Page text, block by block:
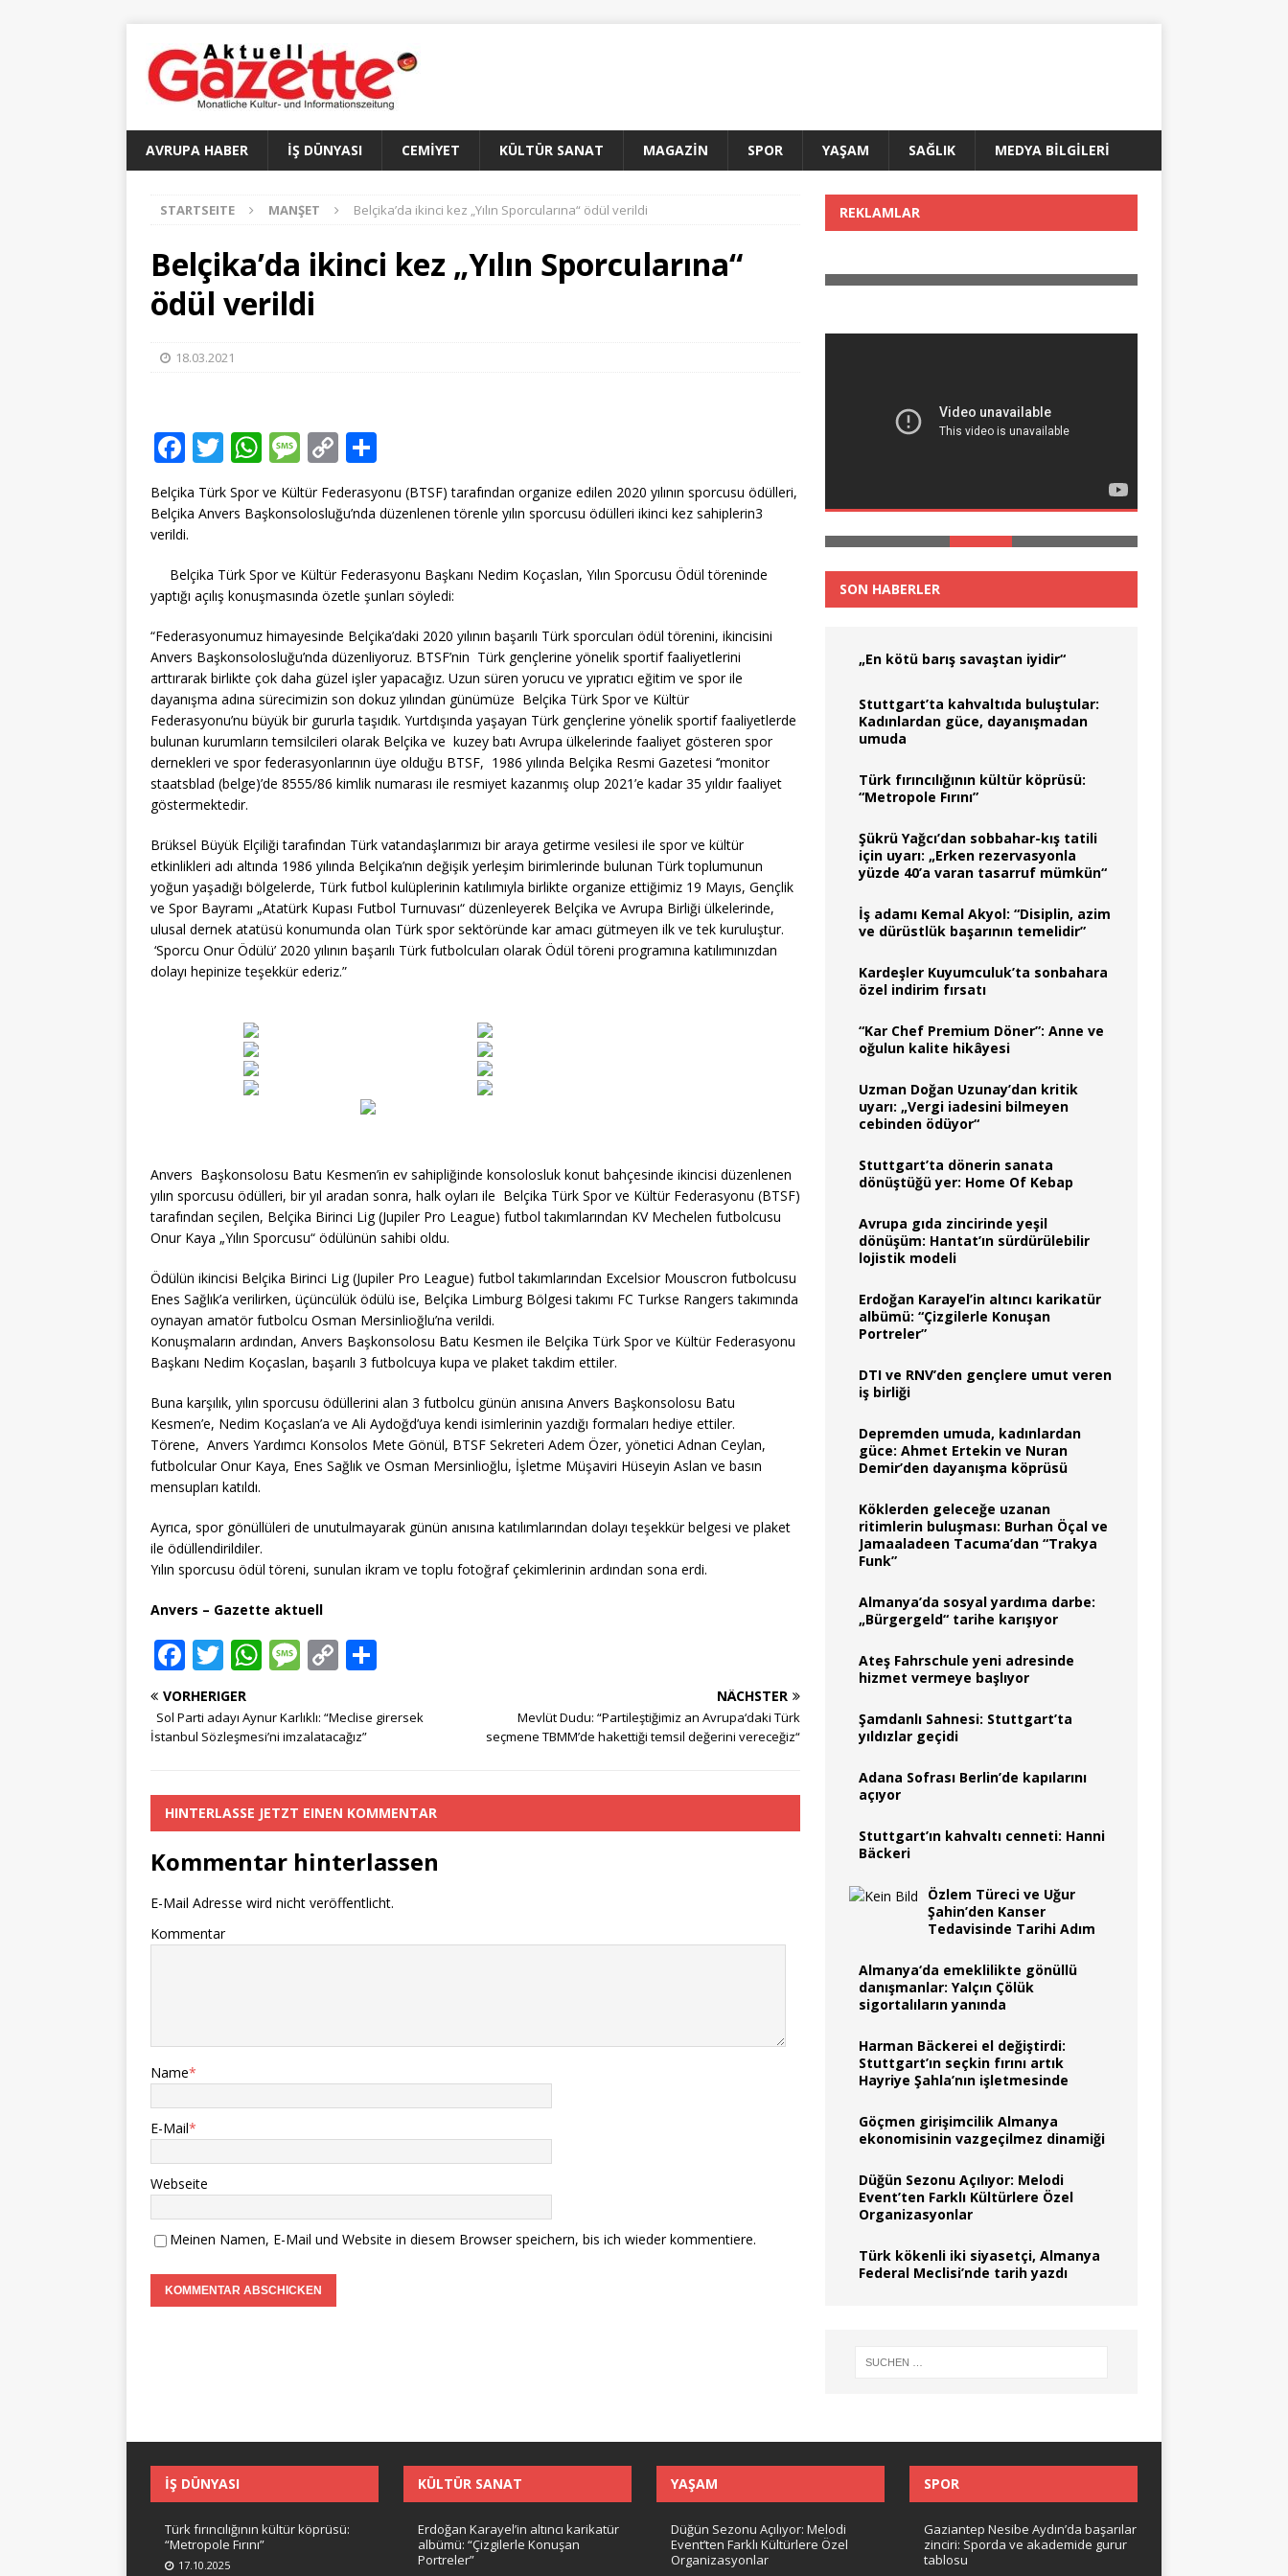
AVRUPA HABER İŞ DÜNYASI CEMİYET KÜLTÜR SANAT MAGAZİN SPOR YAŞAM SAĞLIK MEDYA BİLGİLERİ
STARTSEITE MANŞET Belçika’da ikinci kez „Yılın Sporcularına“ ödül verildi
Belçika’da ikinci kez „Yılın Sporcularına“
ödül verildi
18.03.2021
F
a
c
e
b
o
o
k
T
w
it
r
W
at
A
p
p
M
e
ss
g
e
C
o
p
Li
n
k
le
Belçika Türk Spor ve Kültür Federasyonu (BTSF) tarafından organize edilen 2020 yılının sporcusu ödülleri,
Belçika Anvers Başkonsolosluğu’nda düzenlenen törenle yılın sporcusu ödülleri ikinci kez sahiplerin3
verildi.
Belçika Türk Spor ve Kültür Federasyonu Başkanı Nedim Koçaslan, Yılın Sporcusu Ödül töreninde
yaptığı açılış konuşmasında özetle şunları söyledi:
“Federasyonumuz himayesinde Belçika’daki 2020 yılının başarılı Türk sporcuları ödül törenini, ikincisini
Anvers Başkonsolosluğu’nda düzenliyoruz. BTSF’nin Türk gençlerine yönelik sportif faaliyetlerini
arttırarak birlikte çok daha güzel işler yapacağız. Uzun süren yorucu ve yıpratıcı eğitim ve spor ile
dayanışma adına sürecimizin son dokuz yılından günümüze Belçika Türk Spor ve Kültür
Federasyonu’nu büyük bir gururla taşıdık. Yurtdışında yaşayan Türk gençlerine yönelik sportif faaliyetlerde
bulunan kurumların temsilcileri olarak Belçika ve kuzey batı Avrupa ülkelerinde faaliyet gösteren spor
dernekleri ve spor federasyonlarının üye olduğu BTSF, 1986 yılında Belçika Resmi Gazetesi ‘’monitor
staatsblad (belge)’de 8555/86 kimlik numarası ile resmiyet kazanmış olup 2021’e kadar 35 yıldır faaliyet
göstermektedir.
Brüksel Büyük Elçiliği tarafından Türk vatandaşlarımızı bir araya getirme vesilesi ile spor ve kültür
etkinlikleri adı altında 1986 yılında Belçika’nın değişik yerleşim birimlerinde bulunan Türk toplumunun
yoğun yaşadığı bölgelerde, Türk futbol kulüplerinin katılımıyla birlikte organize ettiğimiz 19 Mayıs, Gençlik
ve Spor Bayramı „Atatürk Kupası Futbol Turnuvası“ düzenleyerek Belçika ve Avrupa Birliği ülkelerinde,
ulusal dernek atatüsü konumunda olan Türk spor sektöründe kar amacı gütmeyen ilk ve tek kuruluştur.
‘Sporcu Onur Ödülü’ 2020 yılının başarılı Türk futbolcuları olarak Ödül töreni programına katılımınızdan
dolayı hepinize teşekkür ederiz.”
Anvers Başkonsolosu Batu Kesmen’in ev sahipliğinde konsolosluk konut bahçesinde ikincisi düzenlenen
yılın sporcusu ödülleri, bir yıl aradan sonra, halk oyları ile Belçika Türk Spor ve Kültür Federasyonu (BTSF)
tarafından seçilen, Belçika Birinci Lig (Jupiler Pro League) futbol takımlarından KV Mechelen futbolcusu
Onur Kaya „Yılın Sporcusu“ ödülünün sahibi oldu.
Ödülün ikincisi Belçika Birinci Lig (Jupiler Pro League) futbol takımlarından Excelsior Mouscron futbolcusu
Enes Sağlık’a verilirken, üçüncülük ödülü ise, Belçika Limburg Bölgesi takımı FC Turkse Rangers takımında
oynayan amatör futbolcu Osman Mersinlioğlu’na verildi.
Konuşmaların ardından, Anvers Başkonsolosu Batu Kesmen ile Belçika Türk Spor ve Kültür Federasyonu
Başkanı Nedim Koçaslan, başarılı 3 futbolcuya kupa ve plaket takdim ettiler.
Buna karşılık, yılın sporcusu ödüllerini alan 3 futbolcu günün anısına Anvers Başkonsolosu Batu
Kesmen’e, Nedim Koçaslan’a ve Ali Aydoğd’uya kendi isimlerinin yazdığı formaları hediye ettiler.
Törene, Anvers Yardımcı Konsolos Mete Gönül, BTSF Sekreteri Adem Özer, yönetici Adnan Ceylan,
futbolcular Onur Kaya, Enes Sağlık ve Osman Mersinlioğlu, İşletme Müşaviri Hüseyin Aslan ve basın
mensupları katıldı.
Ayrıca, spor gönüllüleri de unutulmayarak günün anısına katılımlarından dolayı teşekkür belgesi ve plaket
ile ödüllendirildiler.
Yılın sporcusu ödül töreni, sunulan ikram ve toplu fotoğraf çekimlerinin ardından sona erdi.
Anvers – Gazette aktuell
F
a
c
e
o
o
k
T
w
it
te
W
at
s
p
p
M
ss
a
e
C
p
y
n
k
le
VORHERIGER
Sol Parti adayı Aynur Karlıklı: “Meclise girersek
İstanbul Sözleşmesi’ni imzalatacağız”
NÄCHSTER
Mevlüt Dudu: “Partileştiğimiz an Avrupa‘daki Türk
seçmene TBMM’de hakettiği temsil değerini vereceğiz“
HINTERLASSE JETZT EINEN KOMMENTAR
Kommentar hinterlassen
E-Mail Adresse wird nicht veröffentlicht.
Kommentar
Name*
E-Mail*
Webseite
Meinen Namen, E-Mail und Website in diesem Browser speichern, bis ich wieder kommentiere.
REKLAMLAR
SON HABERLER
„En kötü barış savaştan iyidir“
Stuttgart’ta kahvaltıda buluştular:
Kadınlardan güce, dayanışmadan
umuda
Türk fırıncılığının kültür köprüsü:
“Metropole Fırını”
Şükrü Yağcı’dan sobbahar-kış tatili
için uyarı: „Erken rezervasyonla
yüzde 40’a varan tasarruf mümkün“
İş adamı Kemal Akyol: “Disiplin, azim
ve dürüstlük başarının temelidir”
Kardeşler Kuyumculuk’ta sonbahara
özel indirim fırsatı
“Kar Chef Premium Döner”: Anne ve
oğulun kalite hikâyesi
Uzman Doğan Uzunay’dan kritik
uyarı: „Vergi iadesini bilmeyen
cebinden ödüyor“
Stuttgart’ta dönerin sanata
dönüştüğü yer: Home Of Kebap
Avrupa gıda zincirinde yeşil
dönüşüm: Hantat’ın sürdürülebilir
lojistik modeli
Erdoğan Karayel’in altıncı karikatür
albümü: “Çizgilerle Konuşan
Portreler”
DTI ve RNV’den gençlere umut veren
iş birliği
Depremden umuda, kadınlardan
güce: Ahmet Ertekin ve Nuran
Demir’den dayanışma köprüsü
Köklerden geleceğe uzanan
ritimlerin buluşması: Burhan Öçal ve
Jamaaladeen Tacuma’dan “Trakya
Funk”
Almanya’da sosyal yardıma darbe:
„Bürgergeld“ tarihe karışıyor
Ateş Fahrschule yeni adresinde
hizmet vermeye başlıyor
Şamdanlı Sahnesi: Stuttgart’ta
yıldızlar geçidi
Adana Sofrası Berlin’de kapılarını
açıyor
Stuttgart’ın kahvaltı cenneti: Hanni
Bäckeri
Özlem Türeci ve Uğur
Şahin’den Kanser
Tedavisinde Tarihi Adım
Almanya‘da emeklilikte gönüllü
danışmanlar: Yalçın Çölük
sigortalıların yanında
Harman Bäckerei el değiştirdi:
Stuttgart’ın seçkin fırını artık
Hayriye Şahla’nın işletmesinde
Göçmen girişimcilik Almanya
ekonomisinin vazgeçilmez dinamiği
Düğün Sezonu Açılıyor: Melodi
Event’ten Farklı Kültürlere Özel
Organizasyonlar
Türk kökenli iki siyasetçi, Almanya
Federal Meclisi’nde tarih yazdı
İŞ DÜNYASI
Türk fırıncılığının kültür köprüsü:
“Metropole Fırını”
17.10.2025
KÜLTÜR SANAT
Erdoğan Karayel’in altıncı karikatür
albümü: “Çizgilerle Konuşan
Portreler”
YAŞAM
Düğün Sezonu Açılıyor: Melodi
Event’ten Farklı Kültürlere Özel
Organizasyonlar
SPOR
Gaziantep Nesibe Aydın’da başarılar
zinciri: Sporda ve akademide gurur
tablosu